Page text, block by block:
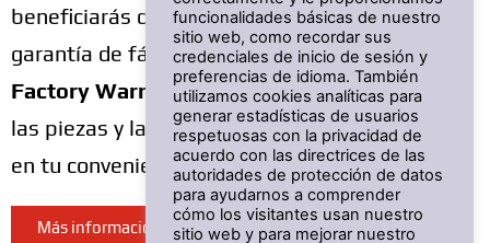
beneficiarás de la tranquilidad añadida de una
garantía de fábrica integralYamaha Motor
Factory Warranty, que cubre la totalidad de
las piezas y la mano de obra, y siempre piensa
en tu conveniencia.
Más información
funcionalidades básicas de nuestro
sitio web, como recordar sus
credenciales de inicio de sesión y
preferencias de idioma. También
utilizamos cookies analíticas para
generar estadísticas de usuarios
respetuosas con la privacidad de
acuerdo con las directrices de las
autoridades de protección de datos
para ayudarnos a comprender
cómo los visitantes usan nuestro
sitio web y para mejorar nuestro